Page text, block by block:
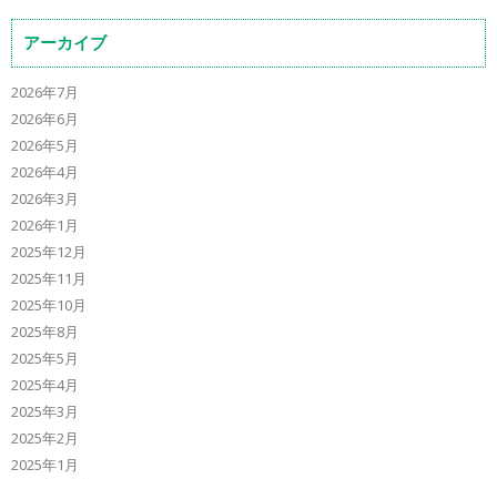
アーカイブ
2026年7月
2026年6月
2026年5月
2026年4月
2026年3月
2026年1月
2025年12月
2025年11月
2025年10月
2025年8月
2025年5月
2025年4月
2025年3月
2025年2月
2025年1月